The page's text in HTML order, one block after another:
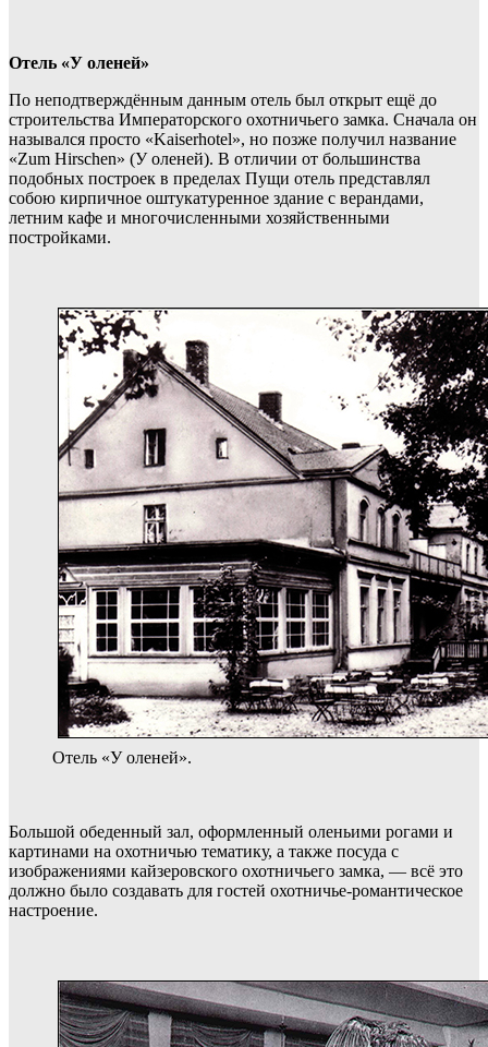
Отель «У оленей»
По неподтверждённым данным отель был открыт ещё до
строительства Императорского охотничьего замка. Сначала он
назывался просто «Kaiserhotel», но позже получил название
«Zum Hirschen» (У оленей). В отличии от большинства
подобных построек в пределах Пущи отель представлял
собою кирпичное оштукатуренное здание с верандами,
летним кафе и многочисленными хозяйственными
постройками.
Отель «У оленей».
Большой обеденный зал, оформленный оленьими рогами и
картинами на охотничью тематику, а также посуда с
изображениями кайзеровского охотничьего замка, — всё это
должно было создавать для гостей охотничье-романтическое
настроение.